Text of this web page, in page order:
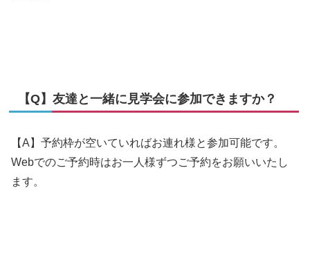
【Q】友達と一緒に見学会に参加できますか？
【A】予約枠が空いていればお連れ様と参加可能です。
Webでのご予約時はお一人様ずつご予約をお願いいたし
ます。